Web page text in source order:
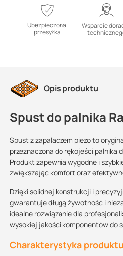
Ubezpieczona
przesyłka
Wsparcie
Opis produktu
Spust do palnika
Spust z zapalaczem piezo to
przeznaczona do rękojeści palnika
Produkt zapewnia wygodne i
zwiększając komfort oraz
Dzięki solidnej konstrukcji i
gwarantuje długą żywotność i
idealne rozwiązanie dla
wysokiej jakości komponentów do
Charakterystyka produktu